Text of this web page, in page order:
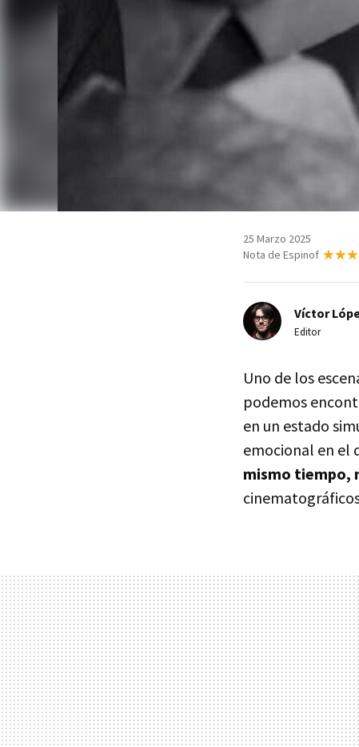
25 Marzo 2025
Nota de Espinof
Víctor
Editor
Uno de los
podemos
en un estado
emocional en el
mismo tiempo,